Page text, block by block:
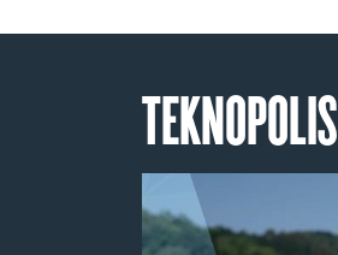
TEKNOPOLIS